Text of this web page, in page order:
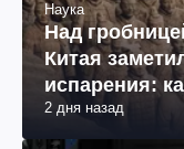
Наука
Над
Китая
испарения:
2 дня назад